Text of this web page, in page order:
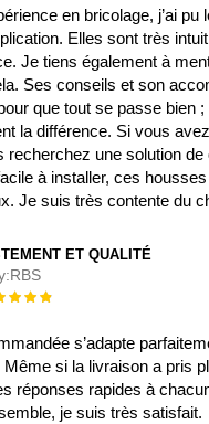
en bricolage, j’ai pu
Elles sont très
Je tiens également à
Ses conseils et son
que tout se passe bien
la différence. Si vous
recherchez une solution de
à installer, ces
Je suis très contente du
ET QUALITÉ
RBS
:
s’adapte
si la livraison a pris
réponses rapides à
je suis très satisfait.